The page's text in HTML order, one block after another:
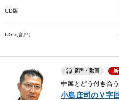
CD版
USB(音声)
音声・動画 新
中国とどう付き合
小島庄司のＶ字